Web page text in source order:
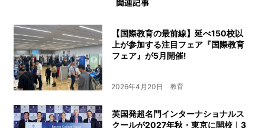
【国際教育の最前線】延べ150校以
上が参加する注目フェア『国際教育
フェア』が5月開催!
2026年4月20日 教育
英国発超名門インターナショナルス
クールが2027年秋・東京に開校｜3